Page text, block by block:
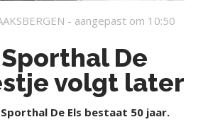
- aangepast om 10:50
De
volgt later
Sporthal De Els bestaat 50 jaar.